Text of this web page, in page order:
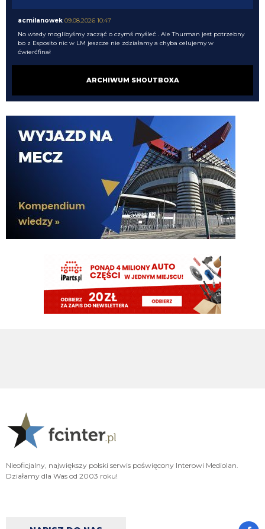
acmilanowek 09.08.2026 10:47
No wtedy moglibyśmy zacząć o czymś myśleć . Ale Thurman jest potrzebny
bo z Esposito nic w LM jeszcze nie zdziałamy a chyba celujemy w
ćwierćfinał
09.08.2026 10:16
Nerazzurro90 09.08.2026 10:16
Mordo, tak na szybko to Pavard, Henrique, Frattesi, Thuram won
Nerazzurro90
acmilanowek 09.08.2026 10:02 a co w tej chwili oprocz wahadla nam trzeba
? po Lm nie idziemy z pustymi kieszeniami a we Wloszech wciaz bedziemy
timon 09.08.2026 10:10
Wiec uwazam, ze i tak to co mamy teraz, mimo balaganu, to i tak progres w
stosunku do trzech ostatnich lat Suning
Przypominam, ze Suning szukalo kogokolwiek kto da kredyt zeby nie stracic
klubu, wiec koszt obslugi dlugu wynosilby pewnie 60-70 mln rocznie
09.08.2026 10:04
kieszeniami a we Wloszech wciaz bedziemy miec najlepszy sklad.
Xucatlan
09.08.2026 09:48
Genoa, czy Venezia. Nawet Parma więcej zainwestowała w transfery.
ARCHIWUM SHOUTBOXA
Nieoficjalny, największy polski serwis poświęcony Interowi Mediolan.
Działamy dla Was od 2003 roku!